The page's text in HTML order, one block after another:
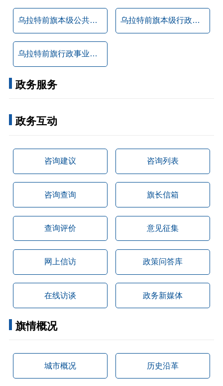
乌拉特前旗本级公共服务事项清单 乌拉特前旗本级行政许可证明事项清单
乌拉特前旗行政事业性收费项目目录清单
政务服务
政务互动
咨询建议 咨询列表
咨询查询 旗长信箱
查询评价 意见征集
网上信访 政策问答库
在线访谈 政务新媒体
旗情概况
城市概况 历史沿革